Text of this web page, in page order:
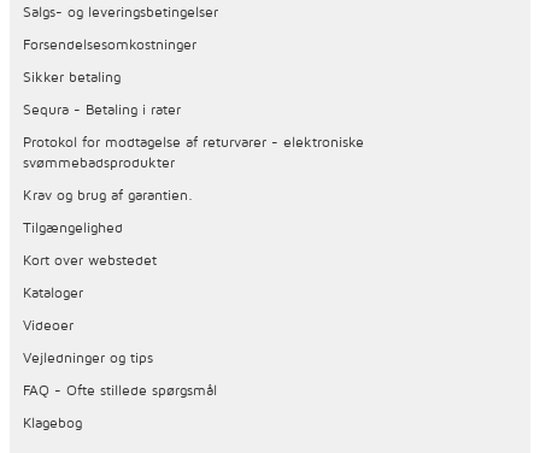
Salgs- og leveringsbetingelser
Forsendelsesomkostninger
Sikker betaling
Sequra - Betaling i rater
Protokol for modtagelse af returvarer - elektroniske
svømmebadsprodukter
Krav og brug af garantien.
Tilgængelighed
Kort over webstedet
Kataloger
Videoer
Vejledninger og tips
FAQ - Ofte stillede spørgsmål
Klagebog